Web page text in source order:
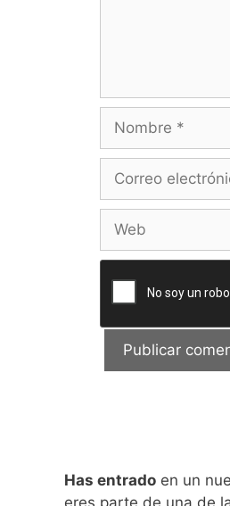
Nombre
Correo
Web
Has entrado en un